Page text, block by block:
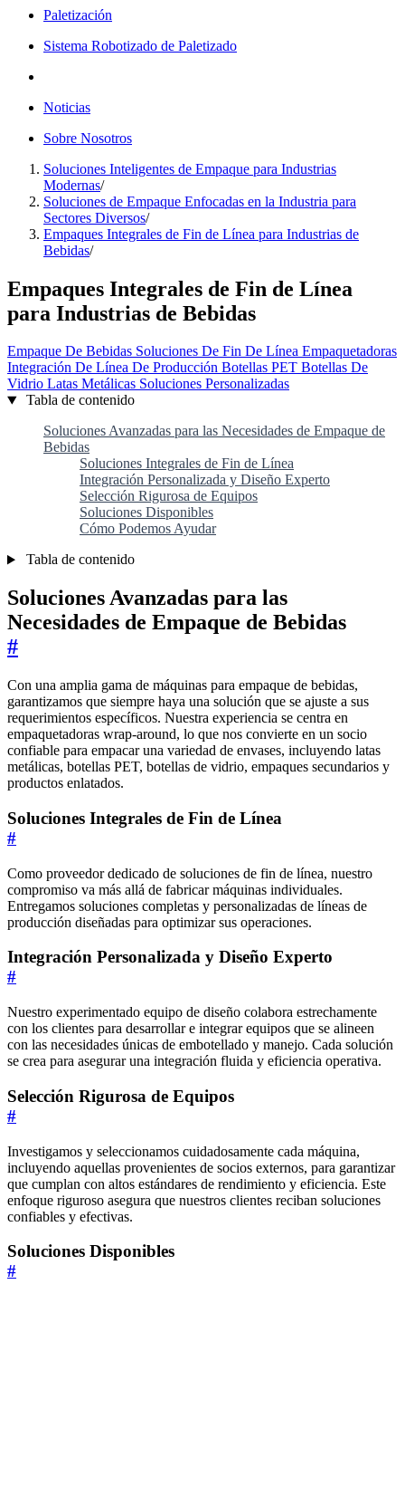
Paletización
Sistema Robotizado de Paletizado
Noticias
Sobre Nosotros
Soluciones Inteligentes de Empaque para Industrias
Modernas/
Soluciones de Empaque Enfocadas en la Industria para
Sectores Diversos/
Empaques Integrales de Fin de Línea para Industrias de
Bebidas/
Empaques Integrales de Fin de Línea
para Industrias de Bebidas
Empaque De Bebidas Soluciones De Fin De Línea Empaquetadoras
Integración De Línea De Producción Botellas PET Botellas De
Vidrio Latas Metálicas Soluciones Personalizadas
Tabla de contenido
Soluciones Avanzadas para las Necesidades de Empaque de
Bebidas
Soluciones Integrales de Fin de Línea
Integración Personalizada y Diseño Experto
Selección Rigurosa de Equipos
Soluciones Disponibles
Cómo Podemos Ayudar
Tabla de contenido
Soluciones Avanzadas para las
Necesidades de Empaque de Bebidas
#
Con una amplia gama de máquinas para empaque de bebidas,
garantizamos que siempre haya una solución que se ajuste a sus
requerimientos específicos. Nuestra experiencia se centra en
empaquetadoras wrap-around, lo que nos convierte en un socio
confiable para empacar una variedad de envases, incluyendo latas
metálicas, botellas PET, botellas de vidrio, empaques secundarios y
productos enlatados.
Soluciones Integrales de Fin de Línea
#
Como proveedor dedicado de soluciones de fin de línea, nuestro
compromiso va más allá de fabricar máquinas individuales.
Entregamos soluciones completas y personalizadas de líneas de
producción diseñadas para optimizar sus operaciones.
Integración Personalizada y Diseño Experto
#
Nuestro experimentado equipo de diseño colabora estrechamente
con los clientes para desarrollar e integrar equipos que se alineen
con las necesidades únicas de embotellado y manejo. Cada solución
se crea para asegurar una integración fluida y eficiencia operativa.
Selección Rigurosa de Equipos
#
Investigamos y seleccionamos cuidadosamente cada máquina,
incluyendo aquellas provenientes de socios externos, para garantizar
que cumplan con altos estándares de rendimiento y eficiencia. Este
enfoque riguroso asegura que nuestros clientes reciban soluciones
confiables y efectivas.
Soluciones Disponibles
#